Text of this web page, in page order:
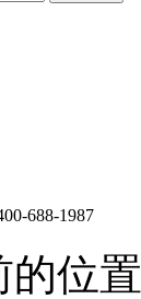
688-1987
的位置